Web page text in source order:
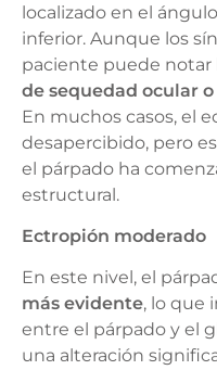
localizado en el
inferior. Aunque los
paciente puede notar
de sequedad ocular
En muchos casos, el
desapercibido, pero
el párpado ha
estructural.
Ectropión moderado
En este nivel, el
más evidente, lo que
entre el párpado y el
una alteración